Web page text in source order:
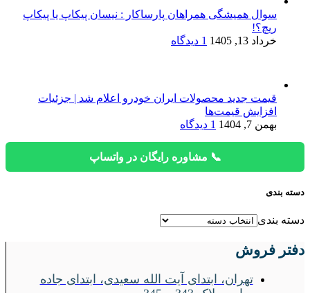
سوال همیشگی همراهان پارساکار : نیسان پیکاپ یا پیکاپ
ریچ؟!
خرداد 13, 1405
1 دیدگاه
قیمت جدید محصولات ایران خودرو اعلام شد | جزئیات
افزایش قیمت‌ها
بهمن 7, 1404
1 دیدگاه
📞 مشاوره رایگان در واتساپ
دسته بندی
دسته بندی
دفتر فروش
تهران، ابتدای آیت الله سعیدی، ابتدای جاده